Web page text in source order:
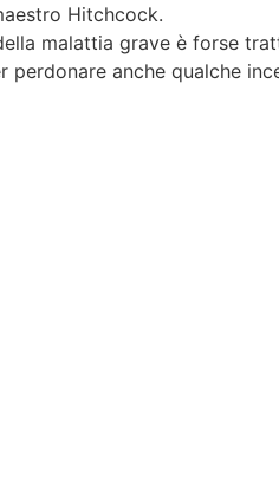
Hitchcock.
malattia grave è forse
anche qualche